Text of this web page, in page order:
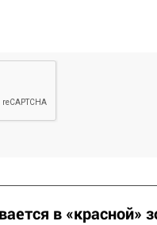
в «красной»